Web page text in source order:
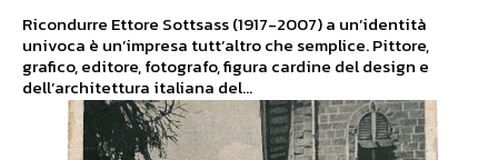
Ricondurre Ettore Sottsass (1917-2007) a un’identità
univoca è un’impresa tutt’altro che semplice. Pittore,
grafico, editore, fotografo, figura cardine del design e
dell’architettura italiana del...